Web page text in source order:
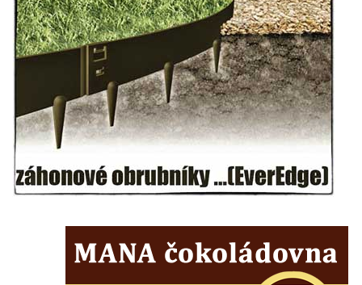
Hrob vojáků Rudé armády na hřbitově v
Račicích
Hrob Jiřího Dovhomilji na hřbitově v
Hrob Antonína Medáčka na hřbitově v
Račicích
na hřbitově v Dobříni
Pomník obětem 1. světové války v Lužici
Kenotaf Josefa Matese na hřbitově v Lužici